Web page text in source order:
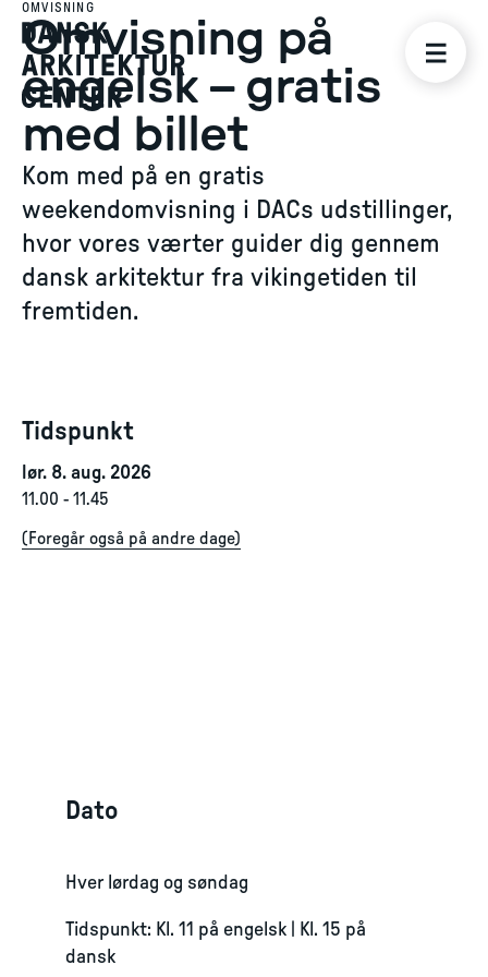
OMVISNING
Omvisning på
engelsk – gratis
med billet
Kom med på en gratis
weekendomvisning i DACs udstillinger,
hvor vores værter guider dig gennem
dansk arkitektur fra vikingetiden til
fremtiden.
Tidspunkt
lør. 8. aug. 2026
11.00 - 11.45
( Foregår også på andre dage)
Dato
Hver lørdag og søndag
Tidspunkt: Kl. 11 på engelsk | Kl. 15 på
dansk